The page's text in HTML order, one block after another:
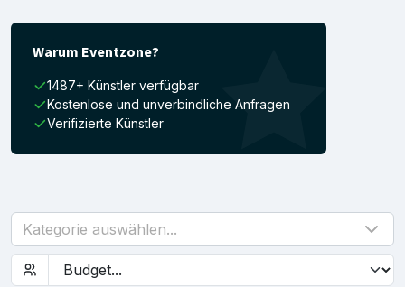
Warum Eventzone?
1487+ Künstler verfügbar
Kostenlose und unverbindliche Anfragen
Verifizierte Künstler
Kategorie auswählen...